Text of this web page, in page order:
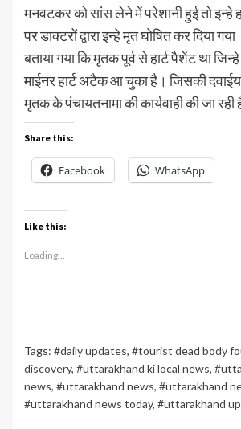
मनवटकर को सांस लेने में परेशानी हुई तो इन्हे
पर डाक्टरों द्वारा इन्हे मृत घोषित कर दिया
बताया गया कि मृतक पूर्व से हार्ट पैशेंट था जिन्हे
माईनर हार्ट अटैक आ चुका है। जिसकी
मृतक के पंचायतनामा की कार्यवाही की जा रही
Share this:
Facebook WhatsApp
Like this:
Loading...
Tags: #daily updates, #tourist dead body
discovery, #uttarakhand ki local news,
news, #uttarakhand news, #uttarakhand
#uttarakhand news today, #uttarakhand